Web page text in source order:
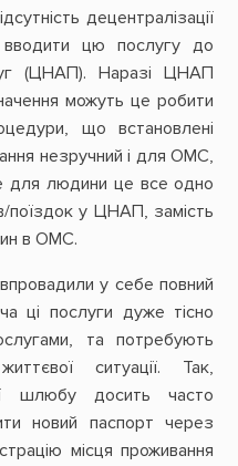
децентралізації
цю послугу до
(ЦНАП). Наразі ЦНАП
можуть це робити
що встановлені
незручний і для ОМС,
для людини це все одно
поїздок у ЦНАП, замість
в ОМС.
у себе повний
ці послуги дуже тісно
та потребують
ситуації. Так,
шлюбу досить часто
новий паспорт через
місця проживання